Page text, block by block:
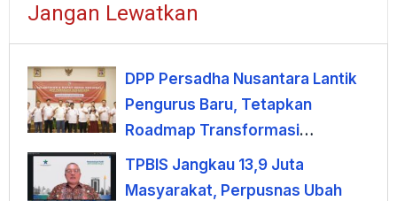
Jangan Lewatkan
DPP Persadha Nusantara Lantik
Pengurus Baru, Tetapkan
Roadmap Transformasi
Lembaga Hindu Menuju
Indonesia Emas 2045
TPBIS Jangkau 13,9 Juta
Masyarakat, Perpusnas Ubah